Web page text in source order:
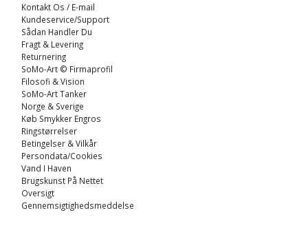
Kontakt Os / E-mail
Kundeservice/Support
Sådan Handler Du
Fragt & Levering
Returnering
SoMo-Art © Firmaprofil
Filosofi & Vision
SoMo-Art Tanker
Norge & Sverige
Køb Smykker Engros
Ringstørrelser
Betingelser & Vilkår
Persondata/Cookies
Vand I Haven
Brugskunst På Nettet
Oversigt
Gennemsigtighedsmeddelse